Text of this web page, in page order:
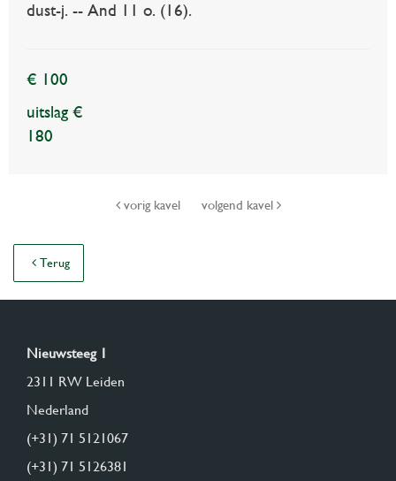
dust-j. -- And 11 o. (16).
€ 100
uitslag €
180
vorig kavel volgend kavel
Terug
Nieuwsteeg 1
2311 RW Leiden
Nederland
(+31) 71 5121067
(+31) 71 5126381